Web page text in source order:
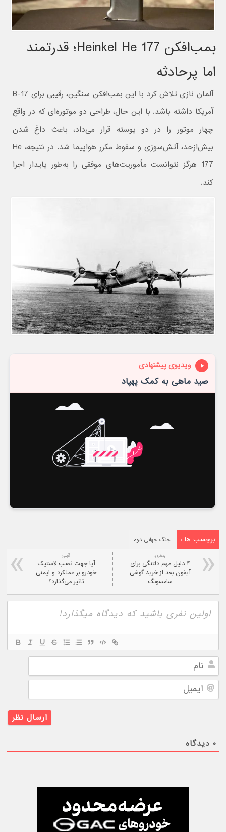
بمب‌افکن Heinkel He 177؛ قدرتمند
اما پرحادثه
آلمان نازی تلاش کرد با این بمب‌افکن سنگین، رقیبی برای B-17
آمریکا داشته باشد. با این حال، طراحی دو موتوره‌ای که در واقع
چهار موتور را در دو پوسته قرار می‌داد، باعث داغ شدن
بیش‌ازحد، آتش‌سوزی و سقوط مکرر هواپیما شد. در نتیجه، He
177 هرگز نتوانست مأموریت‌های موفقی را به‌طور پایدار اجرا
کند.
ویدیوی پیشنهادی
صید ماهی به کمک پهپاد
برچسب ها : جنگ جهانی دوم
قبلی
آیا جهت نصب لاستیک
خودرو بر عملکرد و ایمنی
تاثیر می‌گذارد؟
بعدی:
۴ دلیل مهم دلتنگی برای
آیفون بعد از خرید گوشی
سامسونگ
نام
ایمیل
۰ دیدگاه